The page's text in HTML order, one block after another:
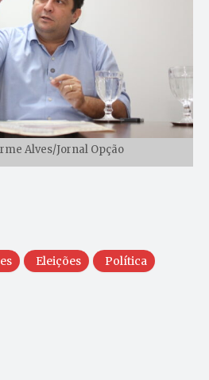
Alves/Jornal Opção
Eleições Política